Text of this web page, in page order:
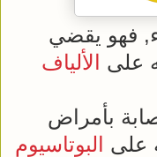
فهو يقضي
على الألياف
بأمراض
على البوتاسيوم